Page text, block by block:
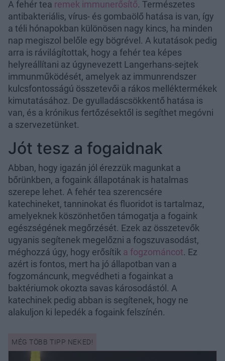
A fehér tea remek immunerősítő. Természetes
antibakteriális, vírus- és gombaölő hatása is van, így
a téli hónapokban különösen nagy kincs, ha minden
nap megiszol belőle egy bögrével. A kutatások pedig
arra is rávilágítottak, hogy a fehér tea képes
helyreállítani az úgynevezett Langerhans-sejtek
immunműködését, amelyek az immunrendszer
kulcsfontosságú összetevői a rákos melléktermékek
kimutatásához. De gyulladáscsökkentő hatása is
van, és a krónikus fertőzésektől is segíthet megóvni
a szervezetünket.
Jót tesz a fogaidnak
Abban, hogy igazán jól érezzük magunkat a
bőrünkben, a fogaink állapotának is hatalmas
szerepe lehet. A fehér tea szerencsére
katechineket, tanninokat és fluoridot is tartalmaz,
amelyeknek köszönhetően támogatja a fogaink
egészségének megőrzését. Ezek az összetevők
ugyanis segítenek megelőzni a fogszuvasodást,
méghozzá úgy, hogy erősítik a fogzománcot. Ez
azért is fontos, mert ha jó állapotban van a
fogzománcunk, megvédheti a fogainkat a
baktériumok okozta savas károsodástól. A
katechinek pedig abban is segítenek, hogy ne
alakuljon ki lepedék a fogaink felszínén.